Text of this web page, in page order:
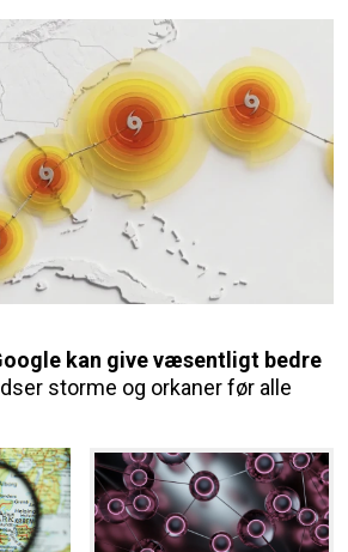
kan give væsentligt bedre
storme og orkaner før alle